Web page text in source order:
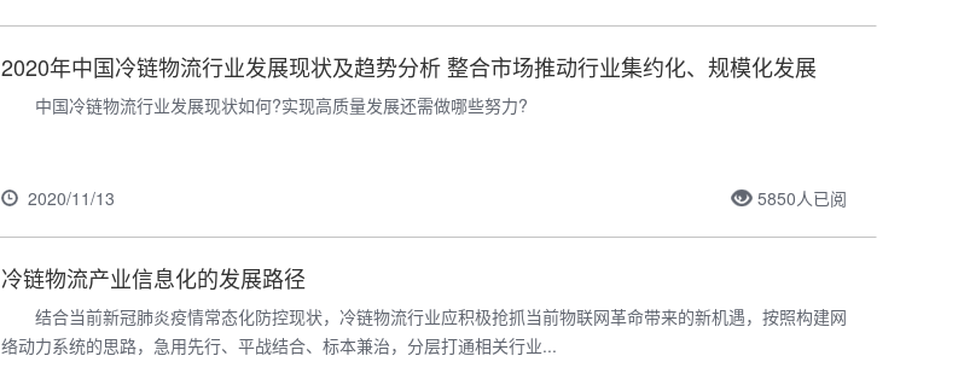
2020年中国冷链物流行业发展现状及趋势分析 整合市场推动行业集约化、规模化发展
中国冷链物流行业发展现状如何?实现高质量发展还需做哪些努力?
2020/11/13 5850人已阅
冷链物流产业信息化的发展路径
结合当前新冠肺炎疫情常态化防控现状，冷链物流行业应积极抢抓当前物联网革命带来的新机遇，按照构建网
络动力系统的思路，急用先行、平战结合、标本兼治，分层打通相关行业...